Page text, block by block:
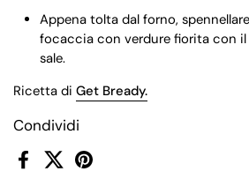
Condividi
FacebookX (Twitter)Pinterest
Appena tolta dal forno,
focaccia con verdure fiorita con il
sale.
Ricetta di Get Bready.